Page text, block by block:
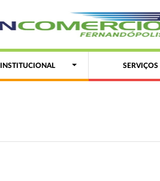
INSTITUCIONAL SERVIÇOS